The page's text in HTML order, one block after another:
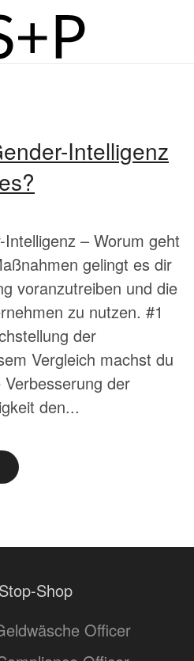
Intelligenz
– Worum geht
gelingt es dir
voranzutreiben und die
zu nutzen. #1
der
Vergleich machst du
der
den...
Shop
Officer